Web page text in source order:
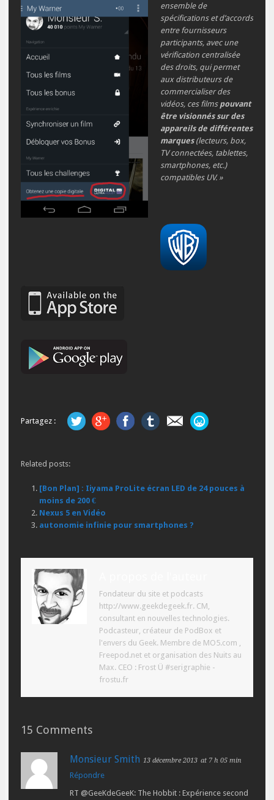
ensemble de
spécifications et d’accords
entre fournisseurs
participants, avec une
vérification centralisée
des droits, qui permet
aux distributeurs de
commercialiser des
vidéos, ces films pouvant
être visionnés sur des
appareils de différentes
marques(lecteurs, box,
TV connectées, tablettes,
smartphones, etc.)
compatibles UV. »
Partagez :
Related posts:
[Bon Plan] : Iiyama ProLite écran LED de 24 pouces à
moins de 200 €
Nexus 5 en Vidéo
autonomie infinie pour smartphones ?
Fondateur du site et podcasts
http://www.geekdegeek.fr. CM,
consultant en nouvelles technologies.
Podcasteur, créateur de PodBox et
l'envers du Geek. Membre de MO5.com ,
Freepod.net et organisation des Nuits au
Max. CEO : Frost Ü #serigraphie -
frostu.fr
15 Comments
Monsieur Smith 13 décembre 2013 at 7 h 05 min
Répondre
RT @GeeKdeGeeK: The Hobbit : Expérience second